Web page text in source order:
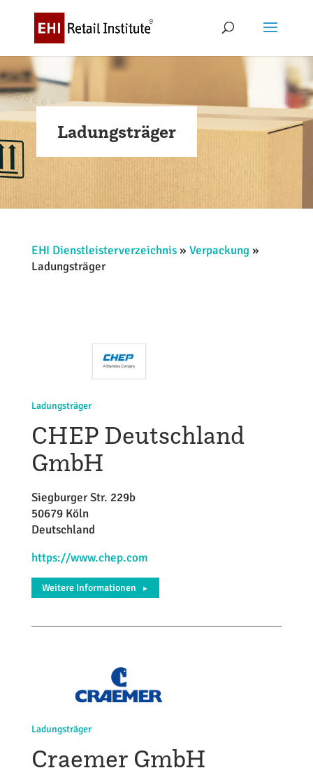
Ladungsträger
EHI Dienstleisterverzeichnis» Verpackung »
Ladungsträger
Ladungsträger
CHEP Deutschland
GmbH
Siegburger Str. 229b
50679 Köln
Deutschland
https://www.chep.com
Weitere Informationen ►
Ladungsträger
Craemer GmbH